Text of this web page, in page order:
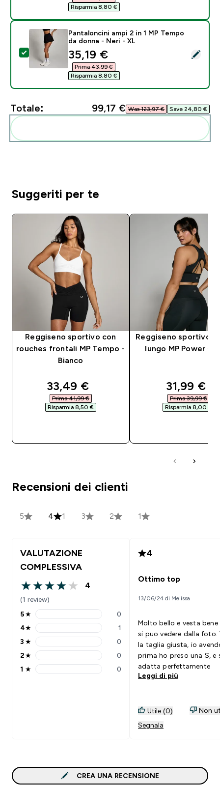
Risparmia 8,80 €‎
Seleziona questo prodotto - Pantaloncini ampi 2 in 1
Pantaloncini ampi 2 in 1 MP Tempo
da donna - Neri - XL
discounted price
35,19 €‎
Prima 43,99 €‎
Risparmia 8,80 €‎
Totale: 99,17 €‎ Was 123,97 €‎ Save 24,80 €‎
Suggeriti per te
Reggiseno sportivo con
rouches frontali MP Tempo -
Bianco
discounted price
33,49 €‎
Prima 41,99 €‎
Risparmia 8,50 €‎
Reggiseno sportivo a
lungo MP Power -
31,99 €‎
Prima 39,99 €‎
Risparmia 8,00 €‎
Recensioni dei clienti
5 4 1 3 2 1
VALUTAZIONE
COMPLESSIVA
4 out of 5 stars
4
(1 review)
5 stars rating 0 reviews
5★ 0
4 stars rating 1 reviews
4★ 1
3 stars rating 0 reviews
3 ★ 0
2 stars rating 0 reviews
2★ 0
1 stars rating 0 reviews
1 ★ 0
4
Ottimo top
13/06/24 di Melissa
Molto bello e vesta bene
si puo vedere dalla foto.
la taglia giusta, io
prima ho preso una S, e
adatta perfettamente
Leggi di più
Utile (0)
Non
Segnala
CREA UNA RECENSIONE